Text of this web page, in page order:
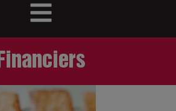
Financiers